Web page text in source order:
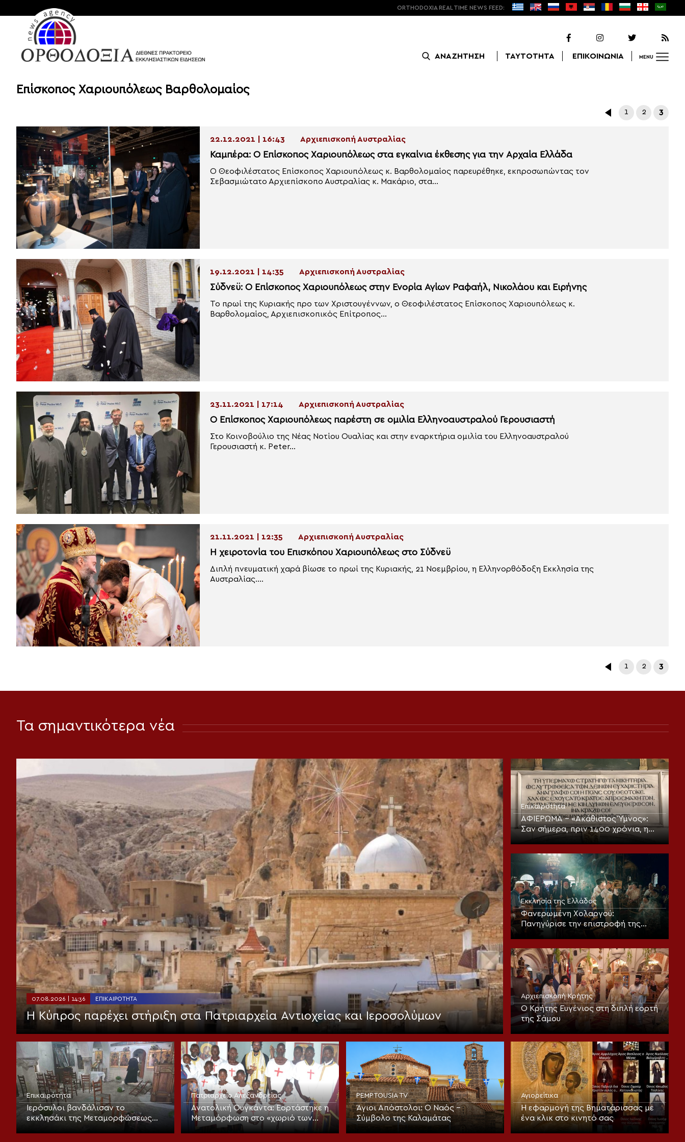
ORTHODOXIA REAL TIME NEWS FEED:
ΑΝΑΖΗΤΗΣΗ ΤΑΥΤΟΤΗΤΑ ΕΠΙΚΟΙΝΩΝΙΑ MENU
Επίσκοπος Χαριουπόλεως Βαρθολομαίος
1 2 3
22.12.2021 | 16:43 Αρχιεπισκοπή Αυστραλίας
Καμπέρα: Ο Επίσκοπος Χαριουπόλεως στα εγκαίνια έκθεσης για την Αρχαία Ελλάδα
Ο Θεοφιλέστατος Επίσκοπος Χαριουπόλεως κ. Βαρθολομαίος παρευρέθηκε, εκπροσωπώντας τον
Σεβασμιώτατο Αρχιεπίσκοπο Αυστραλίας κ. Μακάριο, στα...
19.12.2021 | 14:35 Αρχιεπισκοπή Αυστραλίας
Σύδνεϋ: Ο Επίσκοπος Χαριουπόλεως στην Ενορία Αγίων Ραφαήλ, Νικολάου και Ειρήνης
Το πρωί της Κυριακής προ των Χριστουγέννων, ο Θεοφιλέστατος Επίσκοπος Χαριουπόλεως κ.
Βαρθολομαίος, Αρχιεπισκοπικός Επίτροπος...
23.11.2021 | 17:14 Αρχιεπισκοπή Αυστραλίας
O Επίσκοπος Χαριουπόλεως παρέστη σε ομιλία Ελληνοαυστραλού Γερουσιαστή
Στο Κοινοβούλιο της Νέας Νοτίου Ουαλίας και στην εναρκτήρια ομιλία του Ελληνοαυστραλού
Γερουσιαστή κ. Peter...
21.11.2021 | 12:35 Αρχιεπισκοπή Αυστραλίας
Η χειροτονία του Επισκόπου Χαριουπόλεως στο Σύδνεϋ
Διπλή πνευματική χαρά βίωσε το πρωί της Κυριακής, 21 Νοεμβρίου, η Ελληνορθόδοξη Εκκλησία της
Αυστραλίας....
1 2 3
Τα σημαντικότερα νέα
07.08.2026 | 14:36 ΕΠΙΚΑΙΡΌΤΗΤΑ
Η Κύπρος παρέχει στήριξη στα Πατριαρχεία Αντιοχείας και Ιεροσολύμων
Επικαιρότητα
ΑΦΙΕΡΩΜΑ – «Ακάθιστος Ύμνος»:
Σαν σήμερα, πριν 1400 χρόνια, η
πρώτη ψαλμώδηση της
Εκκλησίας
Εκκλησία της Ελλάδος
Φανερωμένη Χολαργού:
Πανηγύρισε την επιστροφή της
παλαιάς ιεράς Λειψανοθήκης –
Επισκόπου Χριστουπόλεως
Αρχιεπισκοπή Κρήτης
Ο Κρήτης Ευγένιος στη διπλή εορτή
της Σάμου
Επικαιρότητα
Ιερόσυλοι βανδάλισαν το
εκκλησάκι της Μεταμορφώσεως
Πατριαρχείο Αλεξανδρείας
Ανατολική Ουγκάντα: Εορτάστηκε η
Μεταμόρφωση στο «χωριό των
Λαρισαίων» με νέα ομαδική
PEMPTOUSIA TV
Άγιοι Απόστολοι: Ο Ναός –
Σύμβολο της Καλαμάτας
Αγιορείτικα
Η εφαρμογή της Βηματάρισσας με
ένα κλικ στο κινητό σας